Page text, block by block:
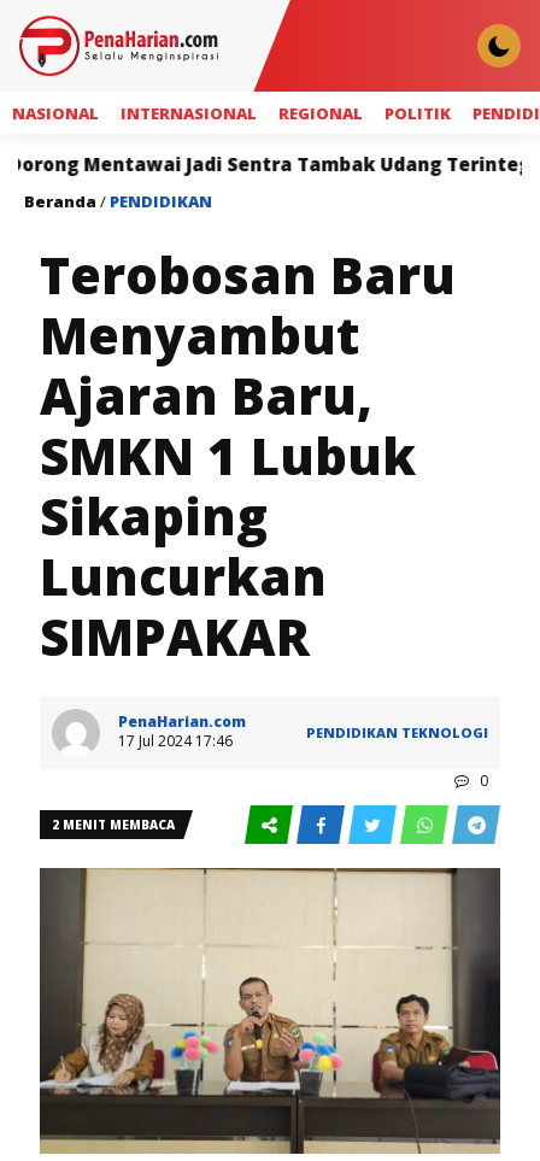
NASIONAL INTERNASIONAL REGIONAL POLITIK
Jadi Sentra Tambak Udang Terintegrasi
Beranda / PENDIDIKAN
Terobosan Baru
Menyambut
Ajaran Baru,
SMKN 1 Lubuk
Sikaping
Luncurkan
SIMPAKAR
PenaHarian.com
17 Jul 2024 17:46
PENDIDIKAN TEKNOLOGI
0
2 MENIT MEMBACA